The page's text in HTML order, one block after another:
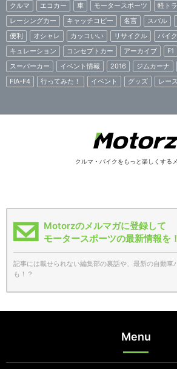
クルマ エコカー 車 モータースポーツ 軽ト
レーシングカー
キャッチコピー 名言 スバル
便利
オシャレ カッコいい リサイクル バイク
キュレーション
コンセプトカー アーカイブ F1
スーパーカー
イベント情報 2016 ジムカーナ
FIA-F4
行ってみた！ イベント グッズ レース
クルマ・バイクをもっと楽しくする
Motorzのメルマガに登録して
モータースポーツの最新情報を！
記事には載せられない編集部の裏話や、最新の自動車
も！？
Menu